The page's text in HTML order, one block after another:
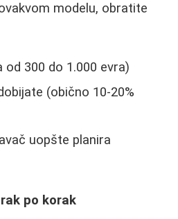
modelu, obratite
300 do 1.000 evra)
(obično 10-20%
uopšte planira
po korak